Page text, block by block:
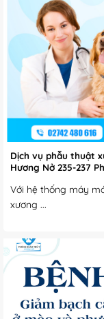
Dịch vụ phẫu thuật
Hương Nở 235-237
Với hệ thống máy
xương ...